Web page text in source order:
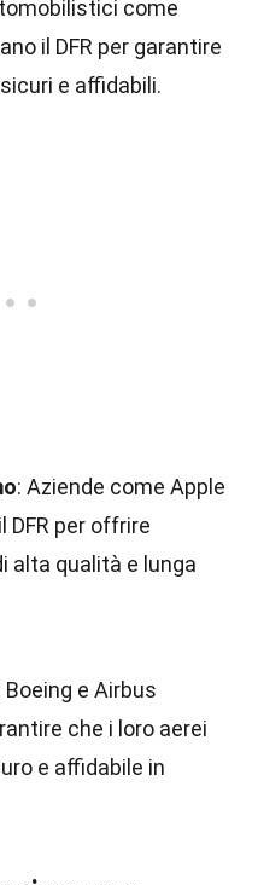
come
il DFR per garantire
e affidabili.
: Aziende come Apple
DFR per offrire
alta qualità e lunga
Boeing e Airbus
che i loro aerei
e affidabile in